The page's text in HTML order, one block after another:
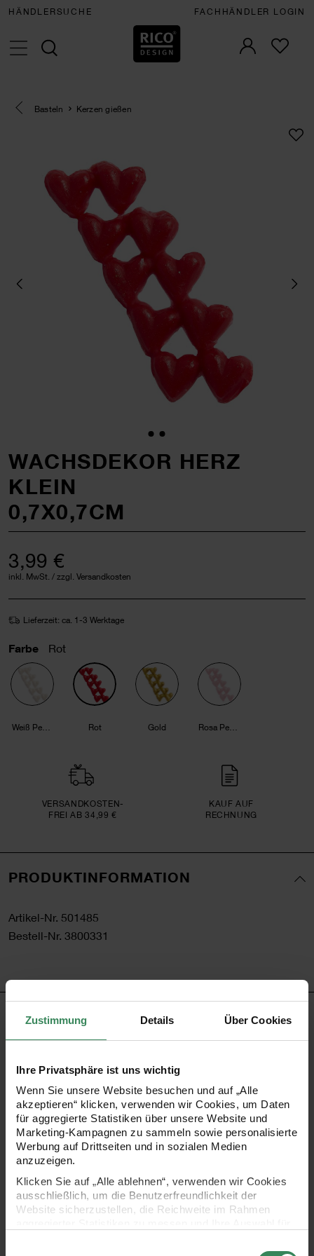
Zustimmung Details Über Cookies
Ihre Privatsphäre ist uns wichtig
Wenn Sie unsere Website besuchen und auf „Alle
akzeptieren“ klicken, verwenden wir Cookies, um Daten
für aggregierte Statistiken über unsere Website und
Marketing-Kampagnen zu sammeln sowie personalisierte
Werbung auf Drittseiten und in sozialen Medien
anzuzeigen.
Klicken Sie auf „Alle ablehnen“, verwenden wir Cookies
ausschließlich, um die Benutzerfreundlichkeit der
Website sicherzustellen, die Reichweite im Rahmen
HÄNDLERSUCHE FACHHÄNDLER LOGIN
Eine Kategorie zurück navigieren
Basteln Kerzen gießen
WACHSDEKOR HERZ
KLEIN
0,7X0,7CM
3,99 €
inkl. MwSt. / zzgl. Versandkosten
Lieferzeit: ca. 1-3 Werktage
Farbe Rot
Rot Gold
VERSAND­KOSTEN­
FREI AB 34,99 €
KAUF AUF
RECHNUNG
PRODUKTINFORMATION
Artikel-Nr. 501485
Bestell-Nr. 3800331
PRODUKTBESCHREIBUNG
Herzen zur Verzierung von Kerzen. Die einzelnen Elemente
werden mittels Handwärme angebracht und direkt auf der
Kerzenoberfläche fixiert. Die Dekore ermöglichen eine
saubere und gezielte Gestaltung ohne zusätzliches
Werkzeug.
- Motiv: Herzen